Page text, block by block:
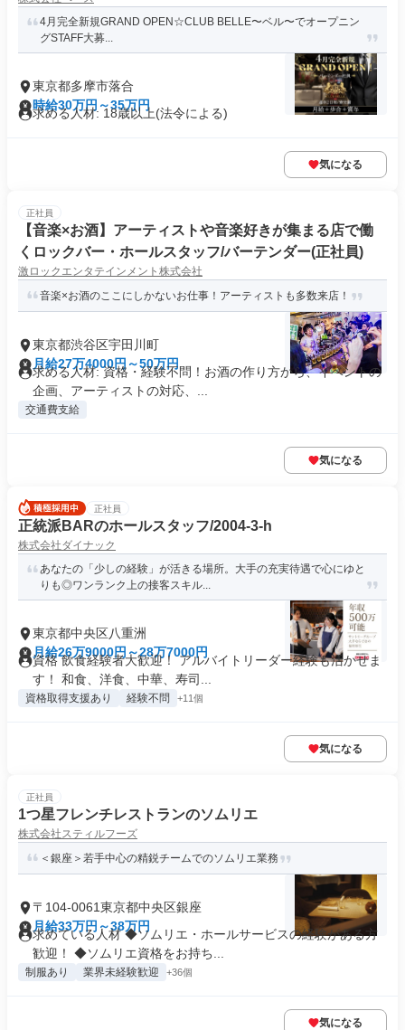
4月完全新規GRAND OPEN☆CLUB BELLE〜ベル〜でオープニン
グSTAFF大募...
東京都多摩市落合
時給30万円～35万円
求める人材: 18歳以上(法令による)
気になる
正社員
【音楽×お酒】アーティストや音楽好きが集まる店で働
くロックバー・ホールスタッフ/バーテンダー(正社員)
激ロックエンタテインメント株式会社
音楽×お酒のここにしかないお仕事！アーティストも多数来店！
東京都渋谷区宇田川町
月給27万4000円～50万円
求める人材: 資格・経験不問！お酒の作り方から、イベントの
企画、アーティストの対応、...
交通費支給
気になる
正社員
正統派BARのホールスタッフ/2004-3-h
株式会社ダイナック
あなたの「少しの経験」が活きる場所。大手の充実待遇で心にゆと
りも◎ワンランク上の接客スキル...
東京都中央区八重洲
月給26万9000円～28万7000円
資格 飲食経験者大歓迎！ アルバイトリーダー経験も活かせま
す！ 和食、洋食、中華、寿司...
資格取得支援あり 経験不問 +11個
気になる
正社員
1つ星フレンチレストランのソムリエ
株式会社スティルフーズ
＜銀座＞若手中心の精鋭チームでのソムリエ業務
〒104-0061東京都中央区銀座
月給33万円～38万円
求めている人材 ◆ソムリエ・ホールサービスの経験がある方
歓迎！ ◆ソムリエ資格をお持ち...
制服あり 業界未経験歓迎 +36個
気になる